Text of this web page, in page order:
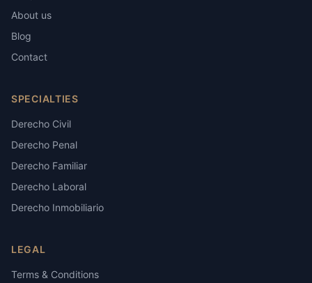
About us
Blog
Contact
SPECIALTIES
Derecho Civil
Derecho Penal
Derecho Familiar
Derecho Laboral
Derecho Inmobiliario
LEGAL
Terms & Conditions